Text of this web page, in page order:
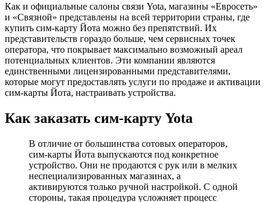
Как и официальные салоны связи Yota, магазины «Евросеть»
и «Связной» представлены на всей территории страны, где
купить сим-карту Йота можно без препятствий. Их
представительств гораздо больше, чем сервисных точек
оператора, что покрывает максимально возможный ареал
потенциальных клиентов. Эти компании являются
единственными лицензированными представителями,
которые могут предоставлять услуги по продаже и активации
сим-карты Йота, настраивать устройства.
Как заказать сим-карту Yota
В отличие от большинства сотовых операторов,
сим-карты Йота выпускаются под конкретное
устройство. Они не продаются с рук или в мелких
неспециализированных магазинах, а
активируются только ручной настройкой. С одной
стороны, такая процедура усложняет процесс